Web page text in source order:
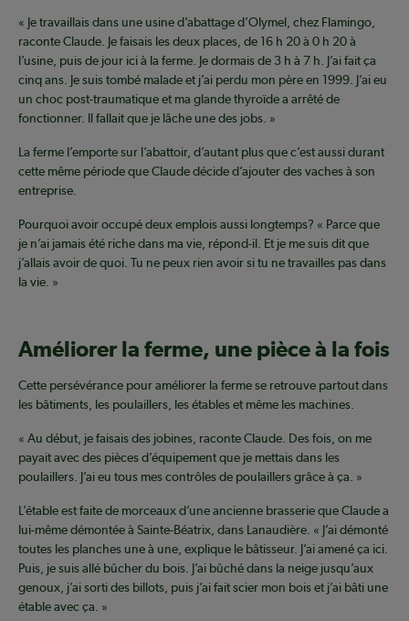
« Je travaillais dans une usine d’abattage d’Olymel, chez Flamingo,
raconte Claude. Je faisais les deux places, de 16 h 20 à 0 h 20 à
l’usine, puis de jour ici à la ferme. Je dormais de 3 h à 7 h. J’ai fait ça
cinq ans. Je suis tombé malade et j’ai perdu mon père en 1999. J’ai eu
un choc post-traumatique et ma glande thyroïde a arrêté de
fonctionner. Il fallait que je lâche une des jobs. »
La ferme l’emporte sur l’abattoir, d’autant plus que c’est aussi durant
cette même période que Claude décide d’ajouter des vaches à son
entreprise.
Pourquoi avoir occupé deux emplois aussi longtemps? « Parce que
je n’ai jamais été riche dans ma vie, répond-il. Et je me suis dit que
j’allais avoir de quoi. Tu ne peux rien avoir si tu ne travailles pas dans
la vie. »
Améliorer la ferme, une pièce à la fois
Cette persévérance pour améliorer la ferme se retrouve partout dans
les bâtiments, les poulaillers, les étables et même les machines.
« Au début, je faisais des jobines, raconte Claude. Des fois, on me
payait avec des pièces d’équipement que je mettais dans les
poulaillers. J’ai eu tous mes contrôles de poulaillers grâce à ça. »
L’étable est faite de morceaux d’une ancienne brasserie que Claude a
lui-même démontée à Sainte-Béatrix, dans Lanaudière. « J’ai démonté
toutes les planches une à une, explique le bâtisseur. J’ai amené ça ici.
Puis, je suis allé bûcher du bois. J’ai bûché dans la neige jusqu’aux
genoux, j’ai sorti des billots, puis j’ai fait scier mon bois et j’ai bâti une
étable avec ça. »